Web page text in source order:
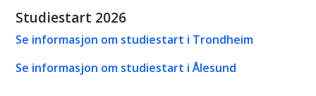
Studiestart 2026
Se informasjon om studiestart i Trondheim
Se informasjon om studiestart i Ålesund